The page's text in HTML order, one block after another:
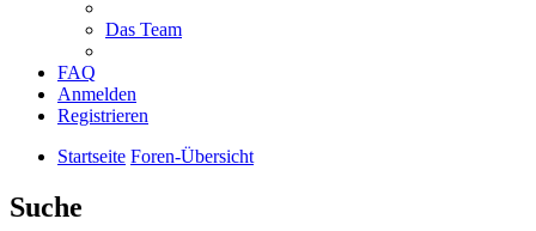
Das Team
FAQ
Anmelden
Registrieren
Startseite Foren-Übersicht
Suche